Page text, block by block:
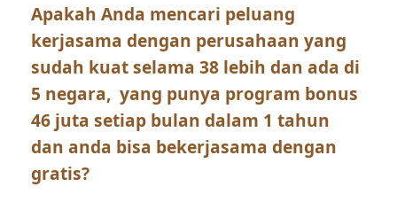
Apakah Anda mencari peluang
kerjasama dengan perusahaan yang
sudah kuat selama 38 lebih dan ada di
5 negara, yang punya program bonus
46 juta setiap bulan dalam 1 tahun
dan anda bisa bekerjasama dengan
gratis?